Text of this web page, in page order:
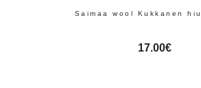
Saimaa wool Kukkanen
17.00€